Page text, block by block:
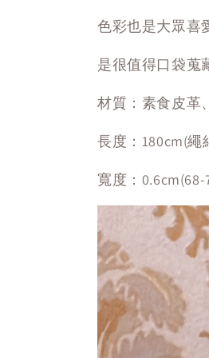
色彩也是大眾喜
是很值得口袋蒐
材質：素食皮革
長度：180cm(繩
寬度：